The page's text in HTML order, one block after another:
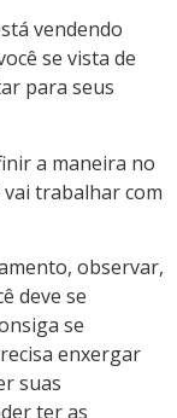
vendendo
se vista de
para seus
a maneira no
vai trabalhar com
observar,
deve se
se
enxergar
suas
ter as